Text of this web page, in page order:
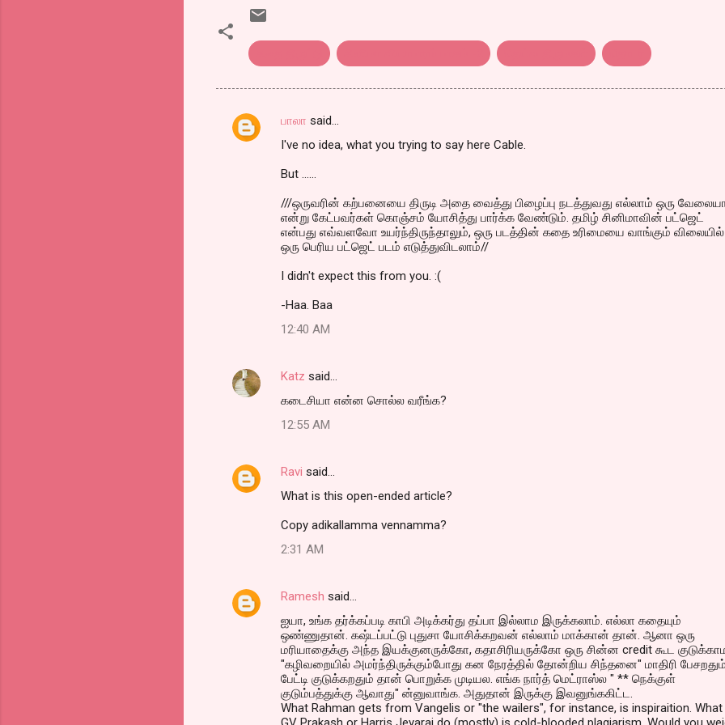
C
பாலா said…
I've no idea, what you trying to say here Cable.
But ......
///ஒருவரின் கற்பனையை திருடி அதை வைத்து பிழைப்பு நடத்துவது எல்லாம் ஒரு
என்று கேட்பவர்கள் கொஞ்சம் யோசித்து பார்க்க வேண்டும். தமிழ் சினிமாவின் பட்ஜெட்
என்பது எவ்வளவோ உயர்ந்திருந்தாலும், ஒரு படத்தின் கதை உரிமையை வாங்கும் விலையில்
ஒரு பெரிய பட்ஜெட் படம் எடுத்துவிடலாம்//
I didn't expect this from you. :(
-Haa. Baa
12:40 AM
Katz said…
கடைசியா என்ன சொல்ல வரீங்க?
12:55 AM
Ravi said…
What is this open-ended article?
Copy adikallamma vennamma?
2:31 AM
Ramesh said…
ஐயா, உங்க தர்க்கப்படி காபி அடிக்கர்து தப்பா இல்லாம இருக்கலாம். எல்லா கதையும்
ஒண்ணுதான். கஷ்டப்பட்டு புதுசா யோசிக்கறவன் எல்லாம் மாக்கான் தான். ஆனா ஒரு
மரியாதைக்கு அந்த இயக்குனருக்கோ, கதாசிரியருக்கோ ஒரு சின்ன credit கூட
"கழிவறையில் அமர்ந்திருக்கும்போது கன நேரத்தில் தோன்றிய சிந்தனை" மாதிரி
பேட்டி குடுக்கறதும் தான் பொறுக்க முடியல. எங்க நார்த் மெட்ராஸ்ல " ** நெக்குள்
குடும்பத்துக்கு ஆவாது" ன்னுவாங்க. அதுதான் இருக்கு இவனுங்ககிட்ட.
What Rahman gets from Vangelis or "the wailers", for instance, is inspiraition. What